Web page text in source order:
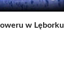
w Lęborku